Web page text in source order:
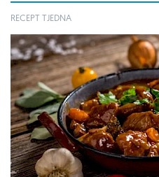
RECEPT TJEDNA